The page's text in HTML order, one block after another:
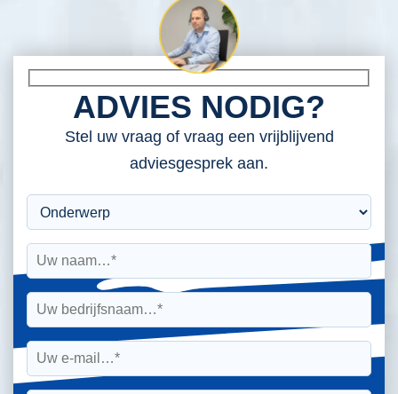
ADVIES NODIG?
Stel uw vraag of vraag een vrijblijvend
adviesgesprek aan.